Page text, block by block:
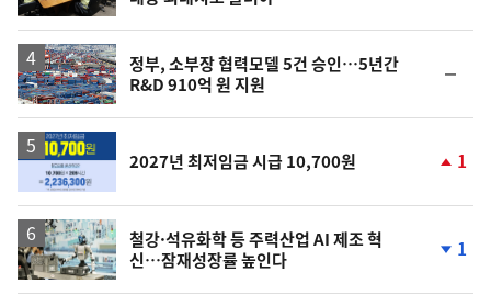
정부, 소부장 협력모델 5건 승인…5년간
R&D 910억 원 지원
일
2027년 최저임금 시급 10,700원 1
철강·석유화학 등 주력산업 AI 제조 혁
신…잠재성장률 높인다
1